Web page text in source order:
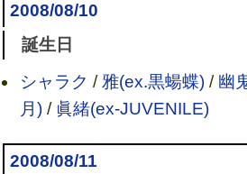
2008/08/10
誕生日
シャラク / 雅(ex.黒蝪蝶)/ 幽
月)/ 眞緒(ex-JUVENILE)
2008/08/11